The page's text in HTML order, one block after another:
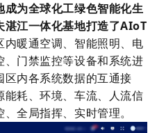
为全球化工绿色智能化生
湛江一体化基地打造了AIoT
内暖通空调、智能照明、电
门禁监控等设备和系统进
内各系统数据的互通接
耗、环境、车流、人流信
全局指挥、实时管理。